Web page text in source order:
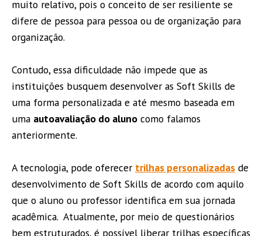
muito relativo, pois o conceito de ser resiliente se
difere de pessoa para pessoa ou de organização para
organização.
Contudo, essa dificuldade não impede que as
instituições busquem desenvolver as Soft Skills de
uma forma personalizada e até mesmo baseada em
uma autoavaliação do aluno como falamos
anteriormente.
A tecnologia, pode oferecer trilhas personalizadas de
desenvolvimento de Soft Skills de acordo com aquilo
que o aluno ou professor identifica em sua jornada
acadêmica. Atualmente, por meio de questionários
bem estruturados, é possível liberar trilhas específicas